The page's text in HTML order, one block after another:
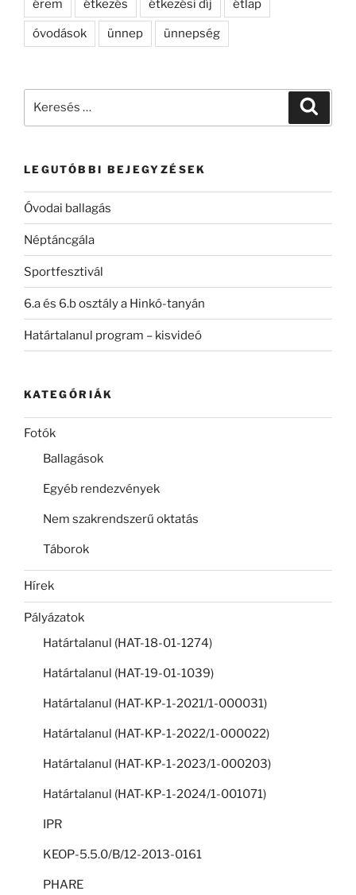
érem étkezés étkezési díj étlap
óvodások ünnep ünnepség
LEGUTÓBBI BEJEGYZÉSEK
Óvodai ballagás
Néptáncgála
Sportfesztivál
6.a és 6.b osztály a Hinkó-tanyán
Határtalanul program – kisvideó
KATEGÓRIÁK
Fotók
Ballagások
Egyéb rendezvények
Nem szakrendszerű oktatás
Táborok
Hírek
Pályázatok
Határtalanul (HAT-18-01-1274)
Határtalanul (HAT-19-01-1039)
Határtalanul (HAT-KP-1-2021/1-000031)
Határtalanul (HAT-KP-1-2022/1-000022)
Határtalanul (HAT-KP-1-2023/1-000203)
Határtalanul (HAT-KP-1-2024/1-001071)
IPR
KEOP-5.5.0/B/12-2013-0161
PHARE